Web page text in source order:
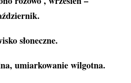
słoneczne.
umiarkowanie wilgotna.